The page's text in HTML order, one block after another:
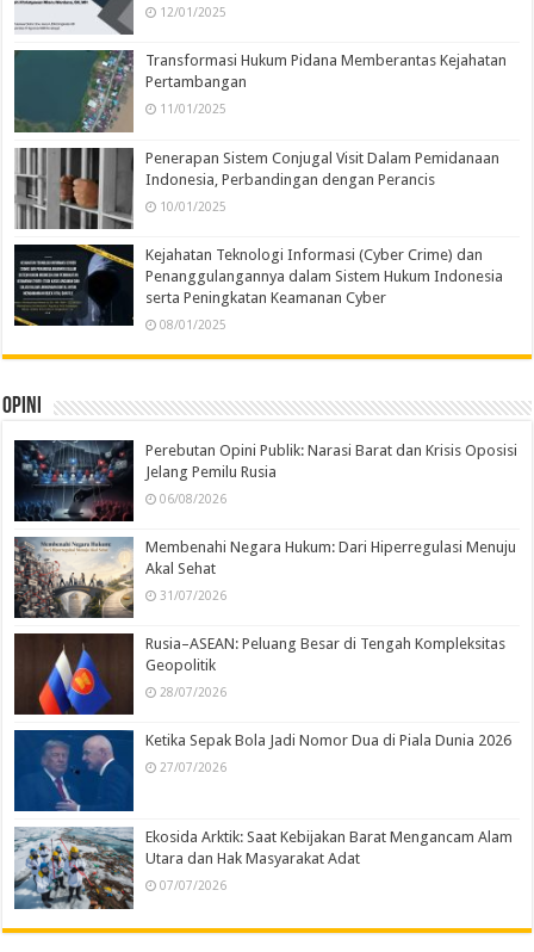
12/01/2025
Transformasi Hukum Pidana Memberantas Kejahatan
Pertambangan
11/01/2025
Penerapan Sistem Conjugal Visit Dalam Pemidanaan
Indonesia, Perbandingan dengan Perancis
10/01/2025
Kejahatan Teknologi Informasi (Cyber Crime) dan
Penanggulangannya dalam Sistem Hukum Indonesia
serta Peningkatan Keamanan Cyber
08/01/2025
Opini
Perebutan Opini Publik: Narasi Barat dan Krisis Oposisi
Jelang Pemilu Rusia
06/08/2026
Membenahi Negara Hukum: Dari Hiperregulasi Menuju
Akal Sehat
31/07/2026
Rusia–ASEAN: Peluang Besar di Tengah Kompleksitas
Geopolitik
28/07/2026
Ketika Sepak Bola Jadi Nomor Dua di Piala Dunia 2026
27/07/2026
Ekosida Arktik: Saat Kebijakan Barat Mengancam Alam
Utara dan Hak Masyarakat Adat
07/07/2026